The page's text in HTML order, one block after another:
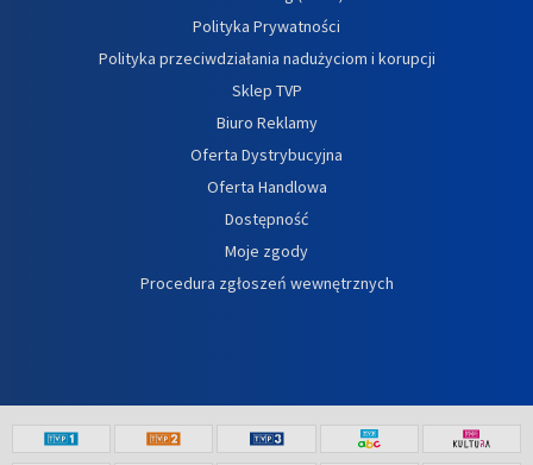
Polityka Prywatności
Polityka przeciwdziałania nadużyciom i korupcji
Sklep TVP
Biuro Reklamy
Oferta Dystrybucyjna
Oferta Handlowa
Dostępność
Moje zgody
Procedura zgłoszeń wewnętrznych